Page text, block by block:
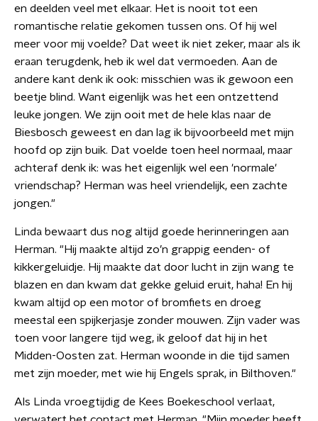
en deelden veel met elkaar. Het is nooit tot een
romantische relatie gekomen tussen ons. Of hij wel
meer voor mij voelde? Dat weet ik niet zeker, maar als ik
eraan terugdenk, heb ik wel dat vermoeden. Aan de
andere kant denk ik ook: misschien was ik gewoon een
beetje blind. Want eigenlijk was het een ontzettend
leuke jongen. We zijn ooit met de hele klas naar de
Biesbosch geweest en dan lag ik bijvoorbeeld met mijn
hoofd op zijn buik. Dat voelde toen heel normaal, maar
achteraf denk ik: was het eigenlijk wel een 'normale'
vriendschap? Herman was heel vriendelijk, een zachte
jongen."
Linda bewaart dus nog altijd goede herinneringen aan
Herman. "Hij maakte altijd zo’n grappig eenden- of
kikkergeluidje. Hij maakte dat door lucht in zijn wang te
blazen en dan kwam dat gekke geluid eruit, haha! En hij
kwam altijd op een motor of bromfiets en droeg
meestal een spijkerjasje zonder mouwen. Zijn vader was
toen voor langere tijd weg, ik geloof dat hij in het
Midden-Oosten zat. Herman woonde in die tijd samen
met zijn moeder, met wie hij Engels sprak, in Bilthoven."
Als Linda vroegtijdig de Kees Boekeschool verlaat,